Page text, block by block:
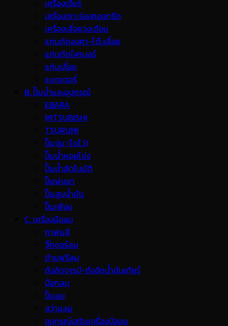
เครื่องเจียร์
เครื่องเซาะร่องคอนกรีต
เครื่องเลื่อยวงเดือน
แท่นตัดองศา-โต๊ะเลื่อย
แท่นตัดไฟเบอร์
แท่นเลื่อย
แบตเตอรี่
B. ปั๊มน้ำและอุปกรณ์
EBARA
MITSUBISHI
TSURUMI
ปั๊มจุ่ม (ไดโว่)
ปั๊มน้ำหอยโข่ง
ปั๊มน้ำอัตโนมัติ
ปั๊มพ่นยา
ปั๊มสูบน้ำมัน
ปั๊มเฟือง
C. เครื่องมือลม
กาพ่นสี
จิ๊กซอร์ลม
ด้ามฟรีลม
ถังอัดจารบี-ถังอัดน้ำมันเกียร์
บ๊อกลม
ปั๊มลม
สว่านลม
อุปกรณ์เสริมเครื่องมือลม